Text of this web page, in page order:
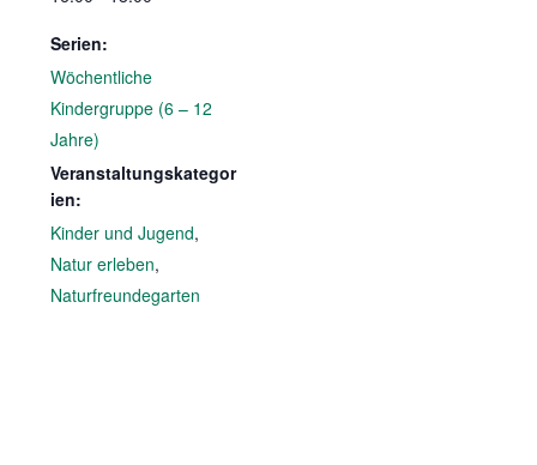
Serien:
Wöchentliche
Kindergruppe (6 – 12
Jahre)
Veranstaltungskategor
ien:
Kinder und Jugend,
Natur erleben,
Naturfreundegarten